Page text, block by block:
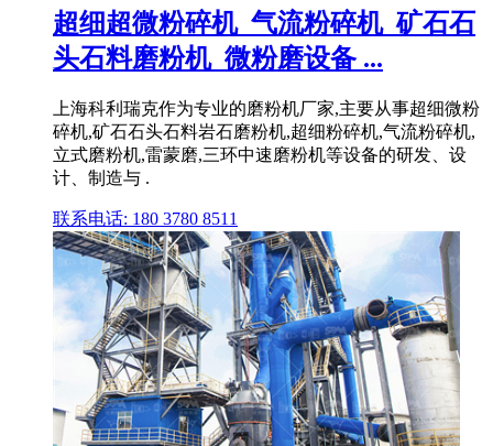
超细超微粉碎机_气流粉碎机_矿石石
头石料磨粉机_微粉磨设备 ...
上海科利瑞克作为专业的磨粉机厂家,主要从事超细微粉
碎机,矿石石头石料岩石磨粉机,超细粉碎机,气流粉碎机,
立式磨粉机,雷蒙磨,三环中速磨粉机等设备的研发、设
计、制造与 .
联系电话: 180 3780 8511